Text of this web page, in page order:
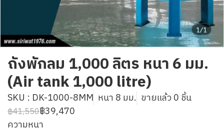
1/1
ถังพักลม 1,000 ลิตร หนา 6 มม.
(Air tank 1,000 litre)
SKU : DK-1000-8MM หนา 8 มม. ขายแล้ว 0 ชิ้น
฿41,550฿39,470
ความหนา